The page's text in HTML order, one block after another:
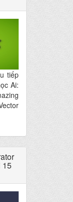
tiếp
Ai:
15